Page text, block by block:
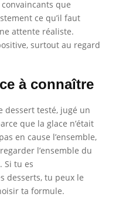
que
ce qu’il faut
attente réaliste.
surtout au regard
à connaître
dessert testé, jugé un
que la glace n’était
en cause l’ensemble,
l’ensemble du
Si tu es
desserts, tu peux le
ta formule.